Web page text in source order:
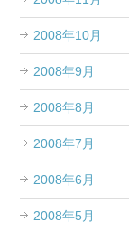
2008年10月
2008年9月
2008年8月
2008年7月
2008年6月
2008年5月